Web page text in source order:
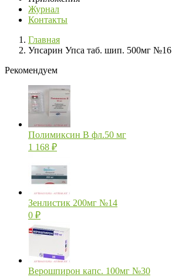
Журнал
Контакты
Главная
Упсарин Упса таб. шип. 500мг №16
Рекомендуем
Полимиксин В фл.50 мг
1 168 ₽
Зенлистик 200мг №14
0 ₽
Верошпирон капс. 100мг №30